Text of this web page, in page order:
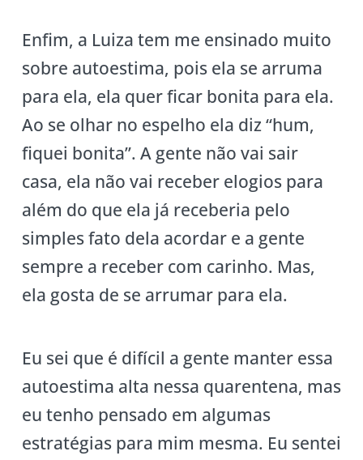
Enfim, a Luiza tem me ensinado muito
sobre autoestima, pois ela se arruma
para ela, ela quer ficar bonita para ela.
Ao se olhar no espelho ela diz “hum,
fiquei bonita”. A gente não vai sair
casa, ela não vai receber elogios para
além do que ela já receberia pelo
simples fato dela acordar e a gente
sempre a receber com carinho. Mas,
ela gosta de se arrumar para ela.
Eu sei que é difícil a gente manter essa
autoestima alta nessa quarentena, mas
eu tenho pensado em algumas
estratégias para mim mesma. Eu sentei